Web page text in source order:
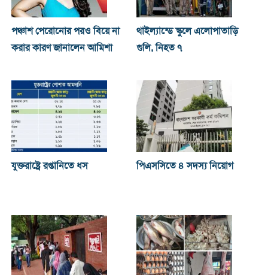
পঞ্চাশ পেরোনোর পরও বিয়ে না
করার কারণ জানালেন আমিশা
থাইল্যান্ডে স্কুলে এলোপাতাড়ি
গুলি, নিহত ৭
যুক্তরাষ্ট্রে রপ্তানিতে ধস পিএসসিতে ৪ সদস্য নিয়োগ